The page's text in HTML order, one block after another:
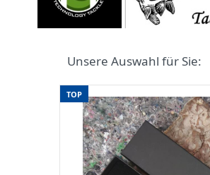
Unsere Auswahl für Sie:
TOP